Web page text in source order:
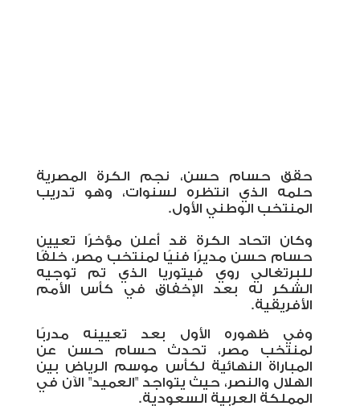
حقق حسام حسن، نجم الكرة المصرية
حلمه الذي انتظره لسنوات، وهو تدريب
المنتخب الوطني الأول.
وكان اتحاد الكرة قد أعلن مؤخرًا تعيين
حسام حسن مديرًا فنيًا لمنتخب مصر، خلفًا
للبرتغالي روي فيتوريا الذي تم توجيه
الشكر له بعد الإخفاق في كأس الأمم
الأفريقية.
وفي ظهوره الأول بعد تعيينه مدربًا
لمنتخب مصر، تحدث حسام حسن عن
المباراة النهائية لكأس موسم الرياض بين
الهلال والنصر، حيث يتواجد "العميد" الآن في
المملكة العربية السعودية.